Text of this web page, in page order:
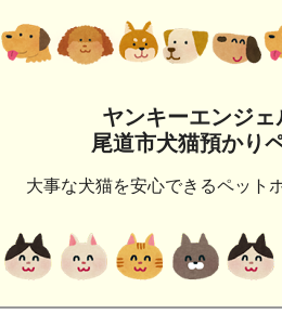
ヤンキーエンジ
尾道市犬猫預かり
大事な犬猫を安心できるペット